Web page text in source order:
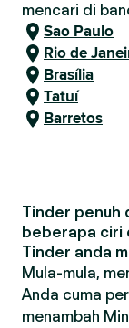
mencari di
Sao Paulo
Rio de
Brasília
Tatuí
Barretos
Tinder penuh
beberapa ciri
Tinder anda
Mula-mula,
Anda cuma
menambah